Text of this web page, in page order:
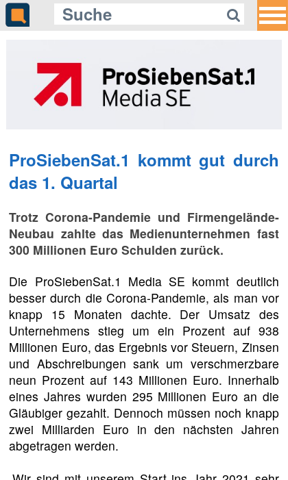
ProSiebenSat.1 kommt gut durch
das 1. Quartal
Trotz Corona-Pandemie und Firmengelände-
Neubau zahlte das Medienunternehmen fast
300 Millionen Euro Schulden zurück.
Die ProSiebenSat.1 Media SE kommt deutlich
besser durch die Corona-Pandemie, als man vor
knapp 15 Monaten dachte. Der Umsatz des
Unternehmens stieg um ein Prozent auf 938
Millionen Euro, das Ergebnis vor Steuern, Zinsen
und Abschreibungen sank um verschmerzbare
neun Prozent auf 143 Millionen Euro. Innerhalb
eines Jahres wurden 295 Millionen Euro an die
Gläubiger gezahlt. Dennoch müssen noch knapp
zwei Milliarden Euro in den nächsten Jahren
abgetragen werden.